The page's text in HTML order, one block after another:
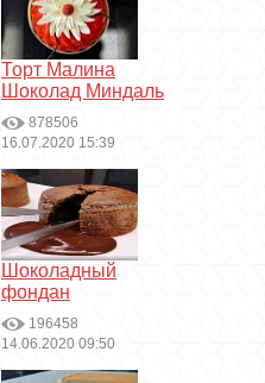
Торт Малина
Шоколад Миндаль
878506
16.07.2020 15:39
Шоколадный
фондан
196458
14.06.2020 09:50